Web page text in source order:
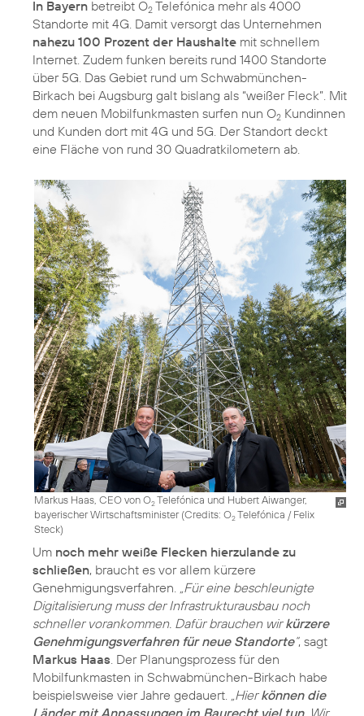
In Bayern betreibt O2 Telefónica mehr als 4000
Standorte mit 4G. Damit versorgt das Unternehmen
nahezu 100 Prozent der Haushalte mit schnellem
Internet. Zudem funken bereits rund 1400 Standorte
über 5G. Das Gebiet rund um Schwabmünchen-
Birkach bei Augsburg galt bislang als “weißer Fleck”. Mit
dem neuen Mobilfunkmasten surfen nun O2 Kundinnen
und Kunden dort mit 4G und 5G. Der Standort deckt
eine Fläche von rund 30 Quadratkilometern ab.
Markus Haas, CEO von O2Telefónica und Hubert Aiwanger,
bayerischer Wirtschaftsminister (Credits: O2Telefónica / Felix
Steck)
Um noch mehr weiße Flecken hierzulande zu
schließen, braucht es vor allem kürzere
Genehmigungsverfahren. „Für eine beschleunigte
Digitalisierung muss der Infrastrukturausbau noch
schneller vorankommen. Dafür brauchen wirkürzere
Genehmigungsverfahren für neue Standorte“, sagt
Markus Haas. Der Planungsprozess für den
Mobilfunkmasten in Schwabmünchen-Birkach habe
beispielsweise vier Jahre gedauert. „Hierkönnen die